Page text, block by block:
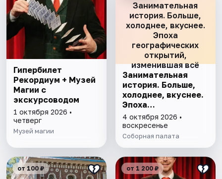
Гипербилет
Рекордиум + Музей
Магии с
экскурсоводом
1 октября 2026 •
четверг
Музей магии
Занимательная
история. Больше,
холоднее, вкуснее.
Эпоха
географических
открытий,
изменившая всё
Занимательная
история. Больше,
холоднее, вкуснее.
Эпоха
географических
открытий,
изменившая всё
4 октября 2026 •
воскресенье
Соборная палата
от 100 ₽ от 1 200 ₽